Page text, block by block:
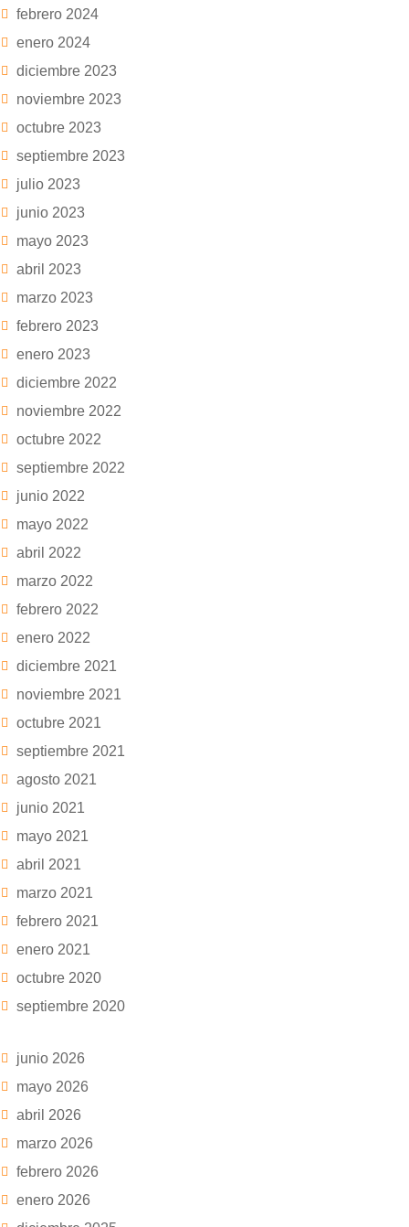
febrero 2024
enero 2024
diciembre 2023
noviembre 2023
octubre 2023
septiembre 2023
julio 2023
junio 2023
mayo 2023
abril 2023
marzo 2023
febrero 2023
enero 2023
diciembre 2022
noviembre 2022
octubre 2022
septiembre 2022
junio 2022
mayo 2022
abril 2022
marzo 2022
febrero 2022
enero 2022
diciembre 2021
noviembre 2021
octubre 2021
septiembre 2021
agosto 2021
junio 2021
mayo 2021
abril 2021
marzo 2021
febrero 2021
enero 2021
octubre 2020
septiembre 2020
junio 2026
mayo 2026
abril 2026
marzo 2026
febrero 2026
enero 2026